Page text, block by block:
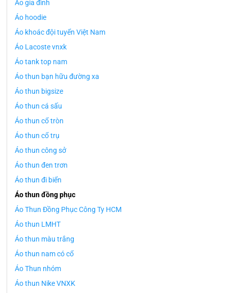
Áo gia đình
Áo hoodie
Áo khoác đội tuyển Việt Nam
Áo Lacoste vnxk
Áo tank top nam
Áo thun bạn hữu đường xa
Áo thun bigsize
Áo thun cá sấu
Áo thun cổ tròn
Áo thun cổ trụ
Áo thun công sở
Áo thun đen trơn
Áo thun đi biển
Áo thun đồng phục
Áo Thun Đồng Phục Công Ty HCM
Áo thun LMHT
Áo thun màu trắng
Áo thun nam có cổ
Áo Thun nhóm
Áo thun Nike VNXK